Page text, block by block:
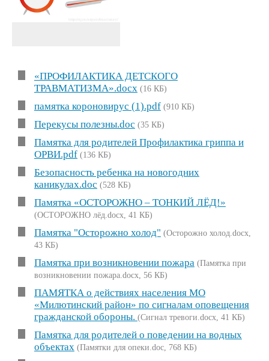
«ПРОФИЛАКТИКА ДЕТСКОГО
ТРАВМАТИЗМА».docx (16 КБ)
памятка короновирус (1).pdf (910 КБ)
Перекусы полезны.doc (35 КБ)
Памятка для родителей Профилактика гриппа и
ОРВИ.pdf (136 КБ)
Безопасность ребенка на новогодних
каникулах.doc (528 КБ)
Памятка «ОСТОРОЖНО – ТОНКИЙ ЛЁД!»
(ОСТОРОЖНО лёд.docx, 41 КБ)
Памятка "Осторожно холод" (Осторожно холод.docx,
43 КБ)
Памятка при возникновении пожара (Памятка при
возникновении пожара.docx, 56 КБ)
ПАМЯТКА о действиях населения МО
«Милютинский район» по сигналам оповещения
гражданской обороны. (Сигнал тревоги.docx, 41 КБ)
Памятка для родителей о поведении на водных
объектах (Памятки для опеки.doc, 768 КБ)